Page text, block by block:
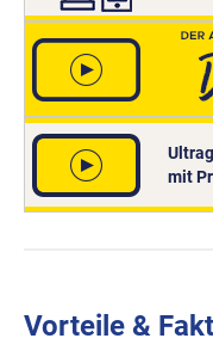
mit
Vorteile &